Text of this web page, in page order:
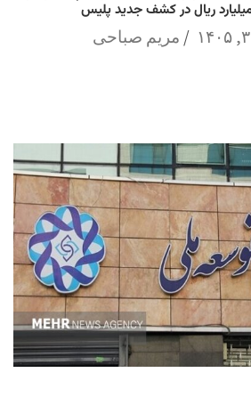
مریم صباحی